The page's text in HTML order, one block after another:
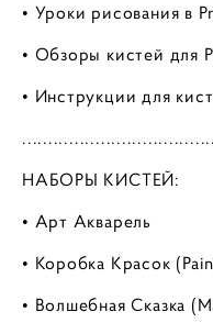
• Уроки рисования в
• Обзоры кистей для
• Инструкции для
НАБОРЫ КИСТЕЙ:
• Арт Акварель
• Коробка Красок
• Волшебная Сказка